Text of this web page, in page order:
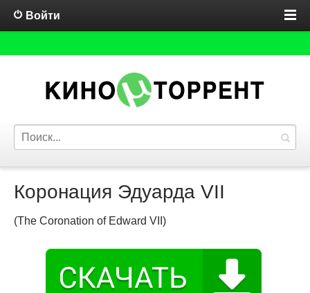
Войти
Коронация Эдуарда VII
(The Coronation of Edward VII)